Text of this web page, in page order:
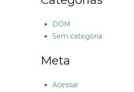
DOM
Sem categoria
Meta
Acessar